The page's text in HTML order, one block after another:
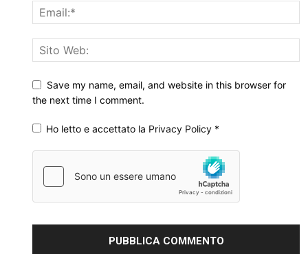
Save my name, email, and website in this browser for
the next time I comment.
Ho letto e accettato la Privacy Policy *